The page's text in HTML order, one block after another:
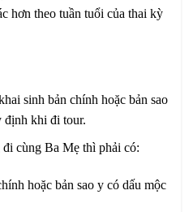
hơn theo tuần tuổi của thai kỳ
sinh bản chính hoặc bản sao
định khi đi tour.
cùng Ba Mẹ thì phải có:
hoặc bản sao y có dấu mộc